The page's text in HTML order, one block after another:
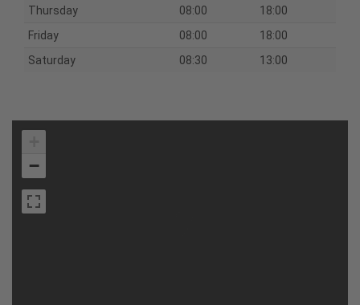
Thursday
08:00
18:00
Friday
08:00
18:00
Saturday
08:30 13:00
−